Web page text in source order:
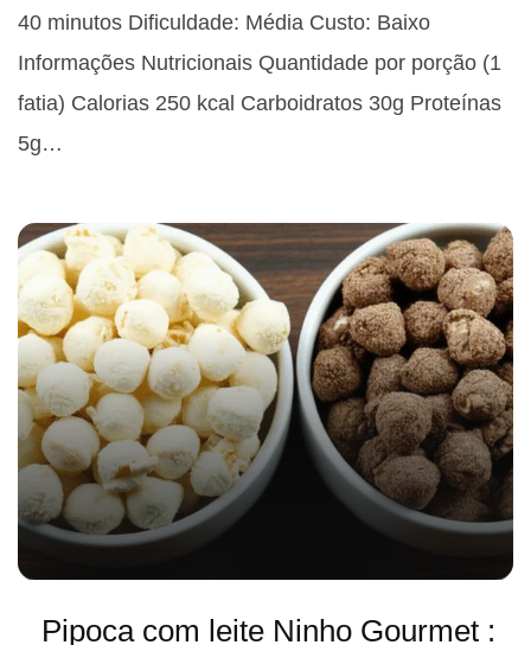
40 minutos Dificuldade: Média Custo: Baixo
Informações Nutricionais Quantidade por porção (1
fatia) Calorias 250 kcal Carboidratos 30g Proteínas
5g…
Pipoca com leite Ninho Gourmet :